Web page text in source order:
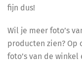
fijn dus!
Wil je meer foto’s
producten zien? Op
foto’s van de